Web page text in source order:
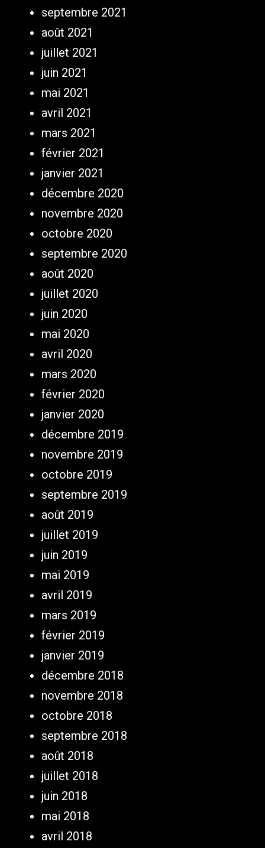
septembre 2021
août 2021
juillet 2021
juin 2021
mai 2021
avril 2021
mars 2021
février 2021
janvier 2021
décembre 2020
novembre 2020
octobre 2020
septembre 2020
août 2020
juillet 2020
juin 2020
mai 2020
avril 2020
mars 2020
février 2020
janvier 2020
décembre 2019
novembre 2019
octobre 2019
septembre 2019
août 2019
juillet 2019
juin 2019
mai 2019
avril 2019
mars 2019
février 2019
janvier 2019
décembre 2018
novembre 2018
octobre 2018
septembre 2018
août 2018
juillet 2018
juin 2018
mai 2018
avril 2018